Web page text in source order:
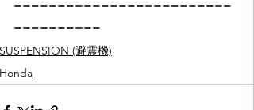
=========================
==========
SUSPENSION (避震機)
Honda